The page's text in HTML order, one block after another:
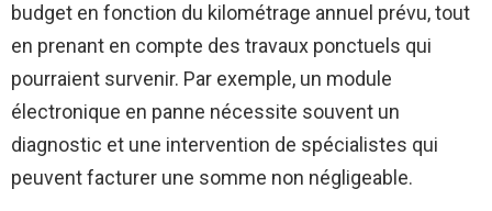
budget en fonction du kilométrage annuel prévu, tout
en prenant en compte des travaux ponctuels qui
pourraient survenir. Par exemple, un module
électronique en panne nécessite souvent un
diagnostic et une intervention de spécialistes qui
peuvent facturer une somme non négligeable.